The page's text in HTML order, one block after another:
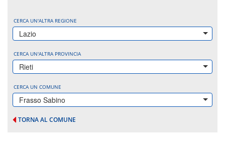
CERCA UN'ALTRA REGIONE
Lazio
CERCA UN'ALTRA PROVINCIA
Rieti
CERCA UN COMUNE
Frasso Sabino
TORNA AL COMUNE